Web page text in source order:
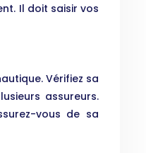
Il doit saisir vos
Vérifiez sa
assureurs.
vous de sa